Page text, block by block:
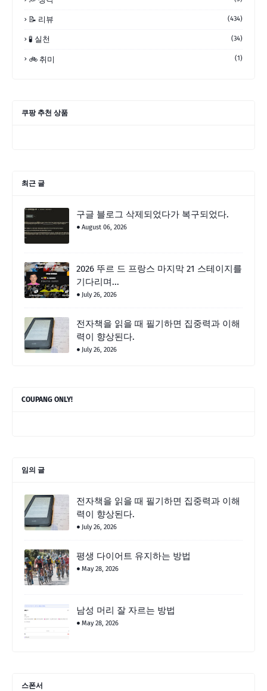
📝 리뷰 (434)
🧪 실천 (34)
🚲 취미 (1)
쿠팡 추천 상품
최근 글
구글 블로그 삭제되었다가 복구되었다.
August 06, 2026
2026 뚜르 드 프랑스 마지막 21 스테이지를
기다리며...
July 26, 2026
전자책을 읽을 때 필기하면 집중력과 이해
력이 향상된다.
July 26, 2026
COUPANG ONLY!
임의 글
전자책을 읽을 때 필기하면 집중력과 이해
력이 향상된다.
July 26, 2026
평생 다이어트 유지하는 방법
May 28, 2026
남성 머리 잘 자르는 방법
May 28, 2026
스폰서